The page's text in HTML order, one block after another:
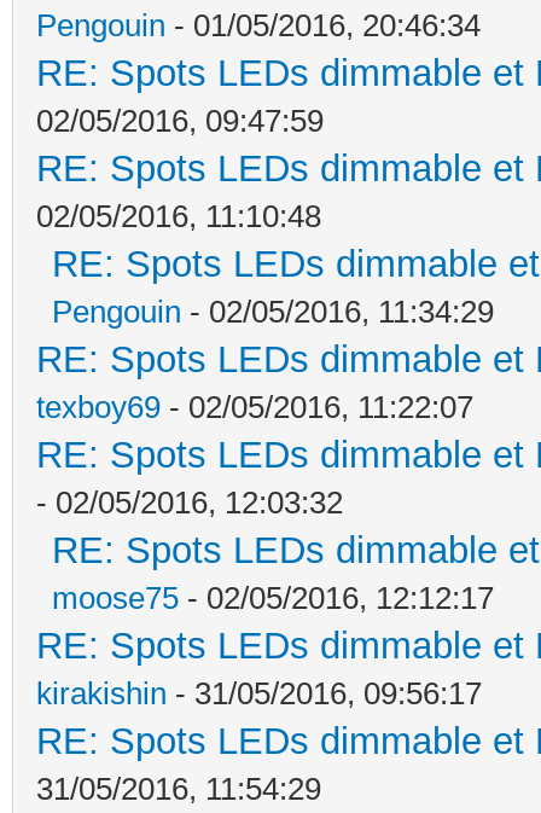
Pengouin - 01/05/2016, 20:46:34
RE: Spots LEDs dimmable
02/05/2016, 09:47:59
RE: Spots LEDs dimmable
02/05/2016, 11:10:48
RE: Spots LEDs dimmable
Pengouin - 02/05/2016, 11:34:29
RE: Spots LEDs dimmable
texboy69 - 02/05/2016, 11:22:07
RE: Spots LEDs dimmable
- 02/05/2016, 12:03:32
RE: Spots LEDs dimmable
moose75 - 02/05/2016, 12:12:17
RE: Spots LEDs dimmable
kirakishin - 31/05/2016, 09:56:17
RE: Spots LEDs dimmable
31/05/2016, 11:54:29